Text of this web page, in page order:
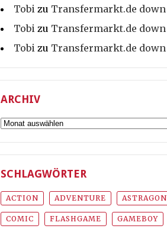
Tobi zu Transfermarkt.de down
Tobi zu Transfermarkt.de down
Tobi zu Transfermarkt.de down
ARCHIV
Archiv
SCHLAGWÖRTER
ACTION ADVENTURE ASTRAGON
COMIC FLASHGAME GAMEBOY